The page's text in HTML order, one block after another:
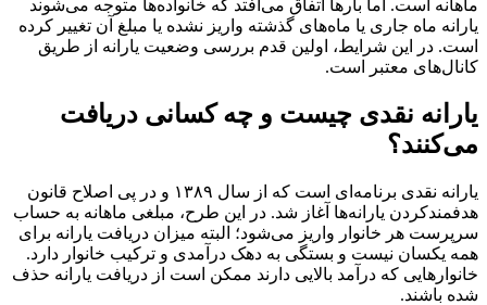
ماهانه است. اما بارها اتفاق می‌افتد که خانواده‌ها متوجه می‌شوند
یارانه ماه جاری یا ماه‌های گذشته واریز نشده یا مبلغ آن تغییر کرده
است. در این شرایط، اولین قدم بررسی وضعیت یارانه از طریق
کانال‌های معتبر است.
یارانه نقدی چیست و چه کسانی دریافت
می‌کنند؟
یارانه نقدی برنامه‌ای است که از سال ۱۳۸۹ و در پی اصلاح قانون
هدفمندکردن یارانه‌ها آغاز شد. در این طرح، مبلغی ماهانه به حساب
سرپرست هر خانوار واریز می‌شود؛ البته میزان دریافت یارانه برای
همه یکسان نیست و بستگی به دهک درآمدی و ترکیب خانوار دارد.
خانوارهایی که درآمد بالایی دارند ممکن است از دریافت یارانه حذف
شده باشند.